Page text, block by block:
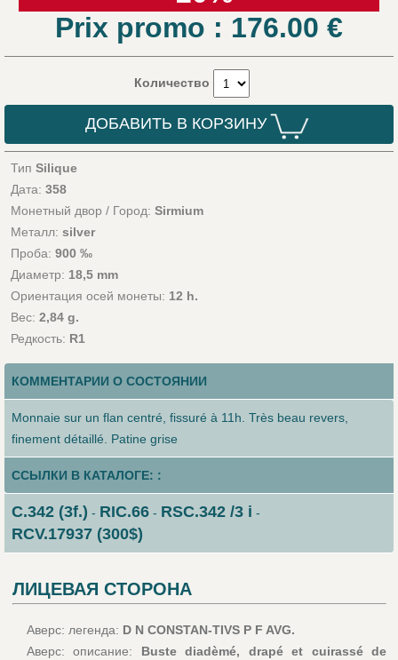
Prix promo : 176.00 €
Количество
ДОБАВИТЬ В КОРЗИНУ
Тип Silique
Дата: 358
Монетный двор / Город: Sirmium
Металл: silver
Проба: 900 ‰
Диаметр: 18,5 mm
Ориентация осей монеты: 12 h.
Вес: 2,84 g.
Редкость: R1
КОММЕНТАРИИ О СОСТОЯНИИ
Monnaie sur un flan centré, fissuré à 11h. Très beau revers,
finement détaillé. Patine grise
ССЫЛКИ В КАТАЛОГЕ: :
C.342 (3f.) - RIC.66- RSC.342 /3 i -
RCV.17937 (300$)
ЛИЦЕВАЯ СТОРОНА
Аверс: легенда: D N CONSTAN-TIVS P F AVG.
Аверс: описание: Buste diadèmé, drapé et cuirassé de